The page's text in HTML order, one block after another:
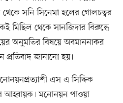
সনি সিনেমা হলের গোলচত্বর
মিছিল থেকে সানজিদার বিরুদ্ধে
অনুমতির বিষয়ে অবমাননাকর
জানানো হয়।
এস এ সিদ্দিক
আহ্বায়ক। মনোনয়ন পাওয়া